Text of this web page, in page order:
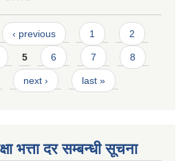
‹ previous 1 2
5 6 7 8
next › last »
भत्ता दर सम्बन्धी सूचना